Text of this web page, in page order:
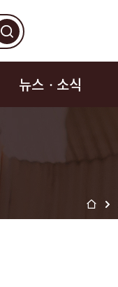
뉴스ㆍ소식